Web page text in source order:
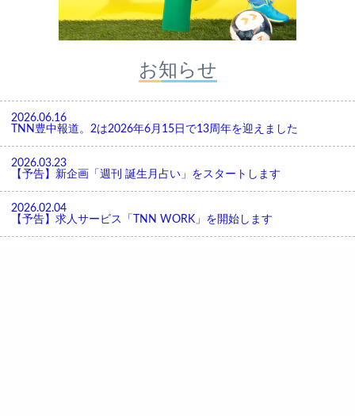
お知らせ
2026.06.16
TNN豊中報道。2は2026年6月15日で13周年を迎えました
2026.03.23
【予告】新企画「週刊 誕生月占い」をスタートします
2026.02.04
【予告】求人サービス「TNN WORK」を開始します